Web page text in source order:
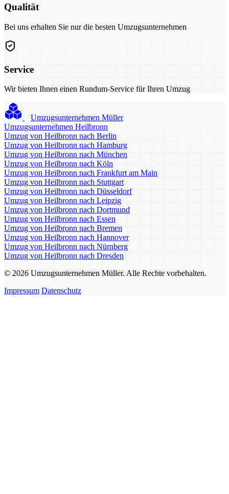
Qualität
Bei uns erhalten Sie nur die besten Umzugsunternehmen
Service
Wir bieten Ihnen einen Rundum-Service für Ihren Umzug
Umzugsunternehmen Müller
Umzugsunternehmen Heilbronn
Umzug von Heilbronn nach Berlin
Umzug von Heilbronn nach Hamburg
Umzug von Heilbronn nach München
Umzug von Heilbronn nach Köln
Umzug von Heilbronn nach Frankfurt am Main
Umzug von Heilbronn nach Stuttgart
Umzug von Heilbronn nach Düsseldorf
Umzug von Heilbronn nach Leipzig
Umzug von Heilbronn nach Dortmund
Umzug von Heilbronn nach Essen
Umzug von Heilbronn nach Bremen
Umzug von Heilbronn nach Hannover
Umzug von Heilbronn nach Nürnberg
Umzug von Heilbronn nach Dresden
© 2026 Umzugsunternehmen Müller. Alle Rechte vorbehalten.
Impressum Datenschutz